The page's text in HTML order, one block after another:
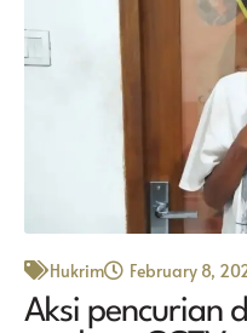
Hukrim February 8,
Aksi pencurian